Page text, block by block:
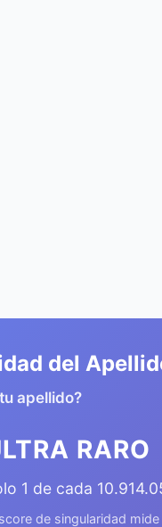
del
apellido?
RARO
1 de cada
de singularidad